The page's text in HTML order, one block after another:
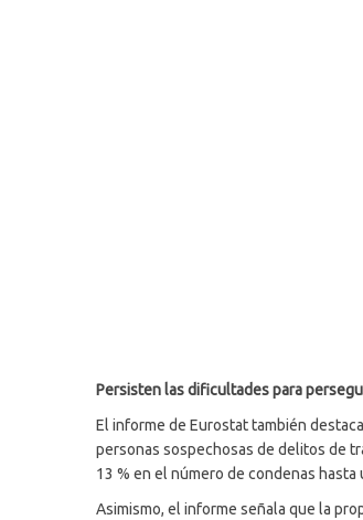
Persisten las dificultades para
El informe de Eurostat también
personas sospechosas de delitos de
13 % en el número de condenas
Asimismo, el informe señala que la